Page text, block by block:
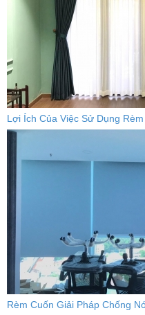
Lợi Ích Của Việc Sử Dụng
Rèm Cuốn Giải Pháp Chống